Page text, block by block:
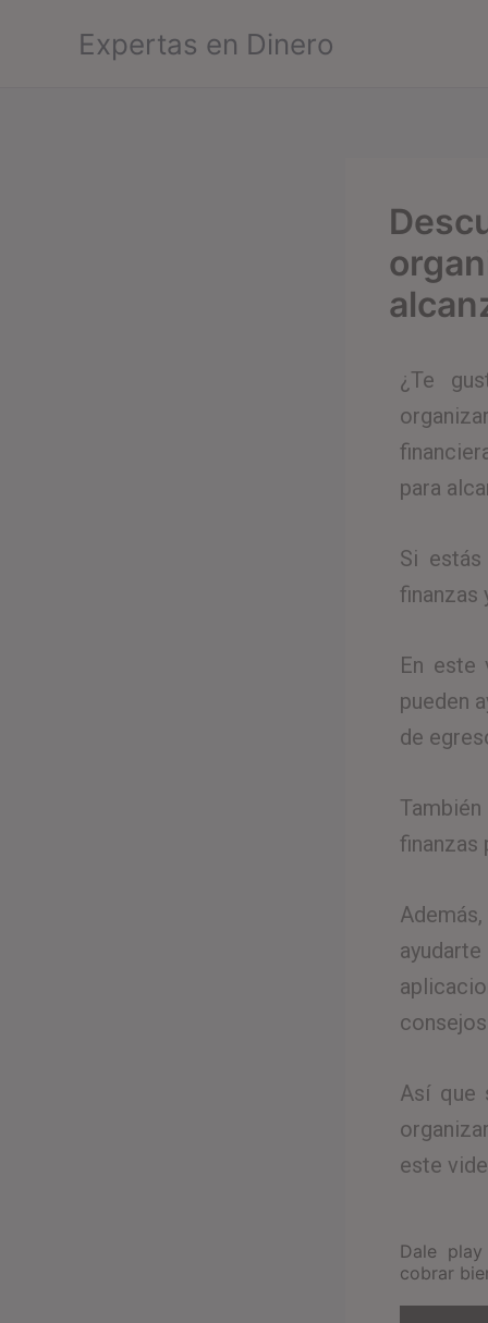
Expertas en Dinero
¿Te
para
Si
finanzas
En este
pueden
de
finanzas
Así que
este
Dale
cobrar